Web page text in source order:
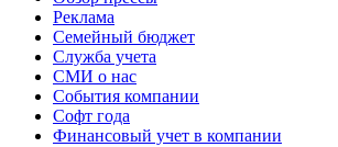
Реклама
Семейный бюджет
Служба учета
СМИ о нас
События компании
Софт года
Финансовый учет в компании